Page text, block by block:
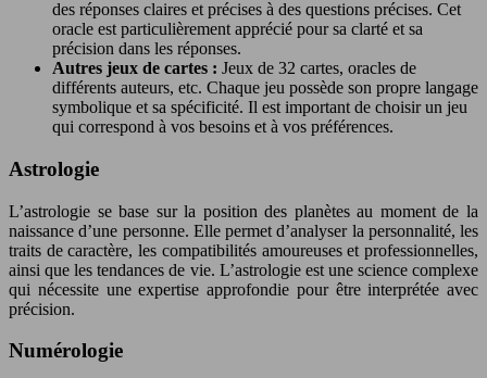
des réponses claires et précises à des questions précises. Cet
oracle est particulièrement apprécié pour sa clarté et sa
précision dans les réponses.
Autres jeux de cartes : Jeux de 32 cartes, oracles de
différents auteurs, etc. Chaque jeu possède son propre langage
symbolique et sa spécificité. Il est important de choisir un jeu
qui correspond à vos besoins et à vos préférences.
Astrologie
L’astrologie se base sur la position des planètes au moment de la
naissance d’une personne. Elle permet d’analyser la personnalité, les
traits de caractère, les compatibilités amoureuses et professionnelles,
ainsi que les tendances de vie. L’astrologie est une science complexe
qui nécessite une expertise approfondie pour être interprétée avec
précision.
Numérologie